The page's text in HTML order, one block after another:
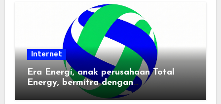
Internet
Era Energi, anak perusahaan Total
Energy, bermitra dengan
Zhuochuangtong untuk mempercepat